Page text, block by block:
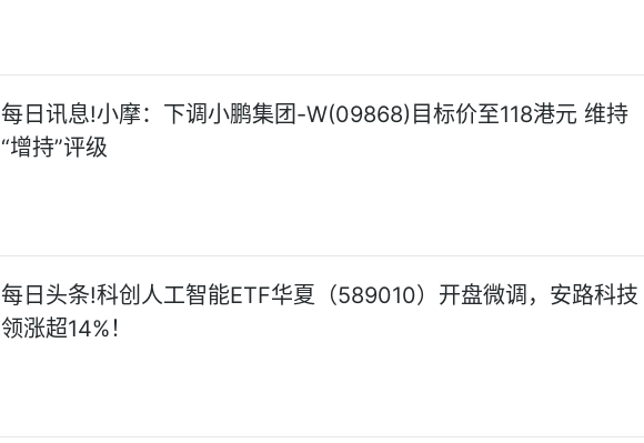
每日讯息!小摩：下调小鹏集团-W(09868)目标价至118港元 维持
“增持”评级
每日头条!科创人工智能ETF华夏（589010）开盘微调，安路科技
领涨超14%！